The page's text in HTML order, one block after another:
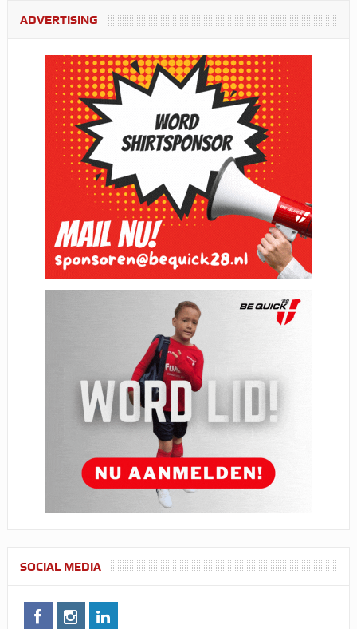
ADVERTISING
SOCIAL MEDIA